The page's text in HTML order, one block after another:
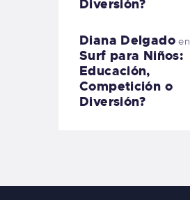
Diversión?
Diana Delgadoen
Surf para Niños:
Educación,
Competición o
Diversión?